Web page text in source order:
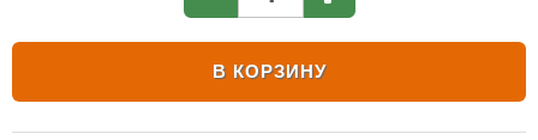
В КОРЗИНУ